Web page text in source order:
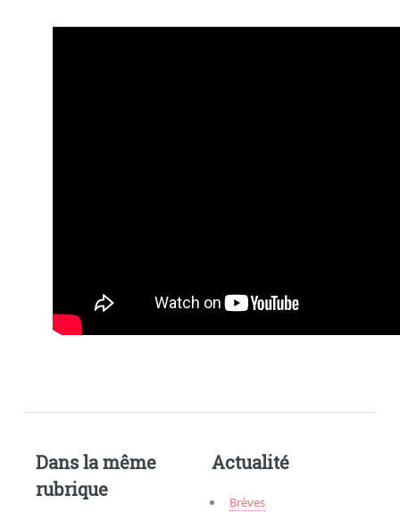
Dans la même
rubrique
Actualité
Brèves